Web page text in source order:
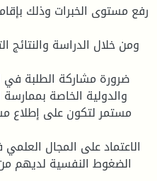
ومن خلال الدراسة
والدولية الخاصة
مستمر لتكون على إطلاع
الضغوط النفسية لديهم